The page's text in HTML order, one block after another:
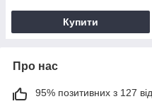
Купити
Про нас
95% позитивних з 127